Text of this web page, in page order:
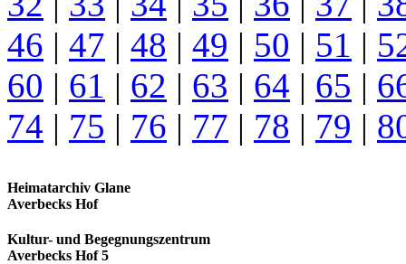
46 | 47 | 48 | 49 | 50 | 51 |
60 | 61 | 62 | 63 | 64 | 65 |
74 | 75 | 76 | 77 | 78 | 79 |
Heimatarchiv Glane
Averbecks Hof
Kultur- und Begegnungszentrum
Averbecks Hof 5